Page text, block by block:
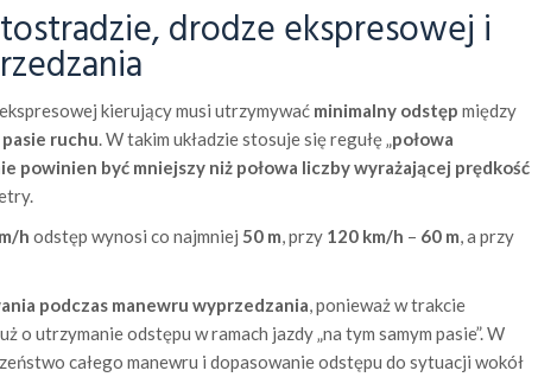
drodze ekspresowej i
kierujący musi utrzymywać minimalny odstęp między
ruchu. W takim układzie stosuje się regułę „połowa
powinien być mniejszy niż połowa liczby wyrażającej prędkość
h odstęp wynosi co najmniej 50 m, przy 120 km/h – 60 m, a przy
podczas manewru wyprzedzania, ponieważ w trakcie
o utrzymanie odstępu w ramach jazdy „na tym samym pasie”. W
całego manewru i dopasowanie odstępu do sytuacji wokół